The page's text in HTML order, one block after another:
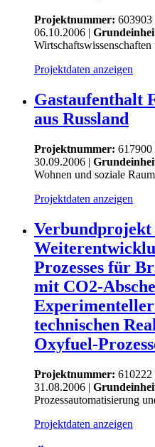
Projektnummer: 603903
06.10.2006 |
Projektdaten anzeigen
Gastaufenthalt
aus Russland
Projektnummer: 617900
30.09.2006 |
Wohnen und soziale
Projektdaten anzeigen
Verbundprojekt
Prozesses für
mit CO2-
technischen
Oxyfuel-
Projektnummer: 610222
31.08.2006 |
Prozessautomatisierung
Projektdaten anzeigen